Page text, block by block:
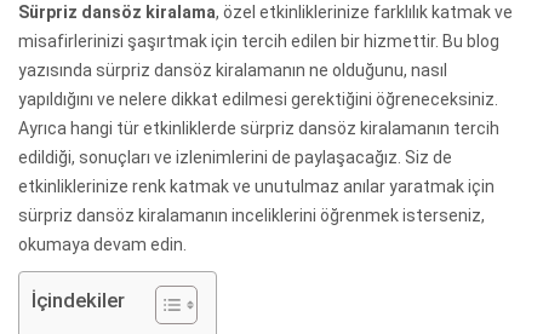
Sürpriz dansöz kiralama, özel etkinliklerinize farklılık katmak ve
misafirlerinizi şaşırtmak için tercih edilen bir hizmettir. Bu blog
yazısında sürpriz dansöz kiralamanın ne olduğunu, nasıl
yapıldığını ve nelere dikkat edilmesi gerektiğini öğreneceksiniz.
Ayrıca hangi tür etkinliklerde sürpriz dansöz kiralamanın tercih
edildiği, sonuçları ve izlenimlerini de paylaşacağız. Siz de
etkinliklerinize renk katmak ve unutulmaz anılar yaratmak için
sürpriz dansöz kiralamanın inceliklerini öğrenmek isterseniz,
okumaya devam edin.
İçindekiler